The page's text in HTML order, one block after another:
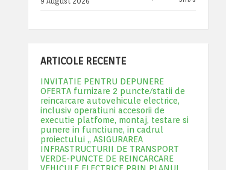
ARTICOLE RECENTE
INVITATIE PENTRU DEPUNERE
OFERTA furnizare 2 puncte/statii de
reincarcare autovehicule electrice,
inclusiv operatiuni accesorii de
executie platfome, montaj, testare si
punere in functiune, in cadrul
proiectului „ ASIGURAREA
INFRASTRUCTURII DE TRANSPORT
VERDE-PUNCTE DE REINCARCARE
VEHICULE ELECTRICE PRIN PLANUL